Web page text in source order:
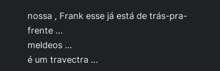
nossa , Frank esse já está de trás-pra-
frente …
meldeos …
é um travectra …